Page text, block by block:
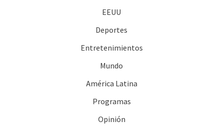
EEUU
Deportes
Entretenimientos
Mundo
América Latina
Programas
Opinión